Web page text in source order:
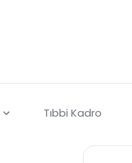
Tıbbi Kadro